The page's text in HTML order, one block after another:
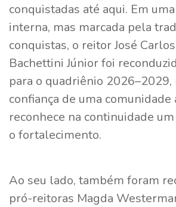
conquistadas até aqui. Em
interna, mas marcada pela
conquistas, o reitor José
Bachettini Júnior foi
para o quadriênio
confiança de uma comunidade
reconhece na continuidade
o fortalecimento.
Ao seu lado, também foram
pró-reitoras Magda